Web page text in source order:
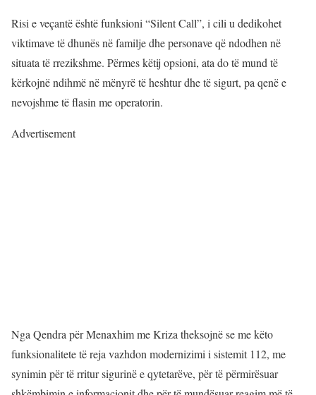
Risi e veçantë është funksioni “Silent Call”, i cili u dedikohet
viktimave të dhunës në familje dhe personave që ndodhen në
situata të rrezikshme. Përmes këtij opsioni, ata do të mund të
kërkojnë ndihmë në mënyrë të heshtur dhe të sigurt, pa qenë e
nevojshme të flasin me operatorin.
Advertisement
Nga Qendra për Menaxhim me Kriza theksojnë se me këto
funksionalitete të reja vazhdon modernizimi i sistemit 112, me
synimin për të rritur sigurinë e qytetarëve, për të përmirësuar